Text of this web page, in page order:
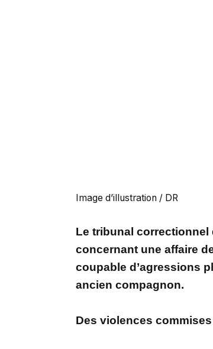
Image d’illustration / DR
Le tribunal correctionnel
concernant une affaire
coupable d’agressions
ancien compagnon.
Des violences